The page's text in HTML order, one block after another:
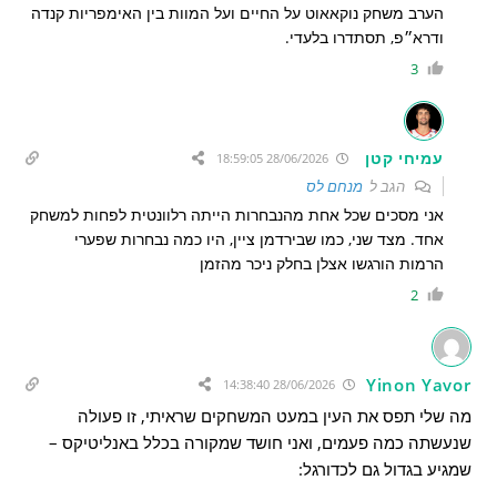
הערב משחק נוקאאוט על החיים ועל המוות בין האימפריות קנדה
ודרא״פ, תסתדרו בלעדי.
3
עמיחי קטן
הגב למנחם לס
אני מסכים שכל אחת מהנבחרות הייתה רלוונטית לפחות למשחק
אחד. מצד שני, כמו שבירדמן ציין, היו כמה נבחרות שפערי
הרמות הורגשו אצלן בחלק ניכר מהזמן
2
Yinon Yavor
28/06/2026 14:38:40
מה שלי תפס את העין במעט המשחקים שראיתי, זו פעולה
שנעשתה כמה פעמים, ואני חושד שמקורה בכלל באנליטיקס –
שמגיע בגדול גם לכדורגל: